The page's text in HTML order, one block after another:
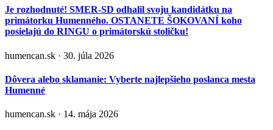
Je rozhodnuté! SMER-SD odhalil svoju kandidátku na
primátorku Humenného. OSTANETE ŠOKOVANÍ koho
posielajú do RINGU o primátorskú stoličku!
humencan.sk · 30. júla 2026
Dôvera alebo sklamanie: Vyberte najlepšieho poslanca mesta
Humenné
humencan.sk · 14. mája 2026